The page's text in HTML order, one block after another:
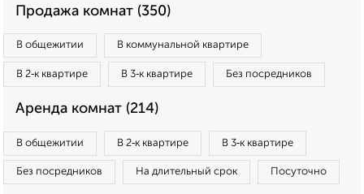
Продажа комнат (350)
В общежитии В коммунальной квартире
В 2‑к квартире В 3‑к квартире Без посредников
Аренда комнат (214)
В общежитии В 2‑к квартире В 3‑к квартире
Без посредников На длительный срок Посуточно